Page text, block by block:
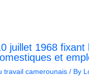
juillet 1968 fixant
et
travail camerounais/ By